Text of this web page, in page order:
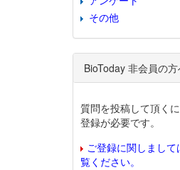
その他
BioToday 非会員の
質問を投稿して頂く
登録が必要です。
ご登録に関しまし
覧ください。